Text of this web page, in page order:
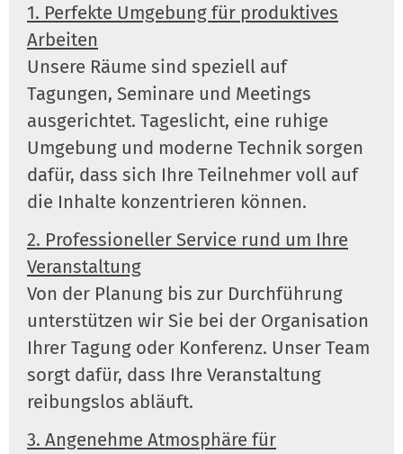
1. Perfekte Umgebung für produktives
Arbeiten
Unsere Räume sind speziell auf
Tagungen, Seminare und Meetings
ausgerichtet. Tageslicht, eine ruhige
Umgebung und moderne Technik sorgen
dafür, dass sich Ihre Teilnehmer voll auf
die Inhalte konzentrieren können.
2. Professioneller Service rund um Ihre
Veranstaltung
Von der Planung bis zur Durchführung
unterstützen wir Sie bei der Organisation
Ihrer Tagung oder Konferenz. Unser Team
sorgt dafür, dass Ihre Veranstaltung
reibungslos abläuft.
3. Angenehme Atmosphäre für